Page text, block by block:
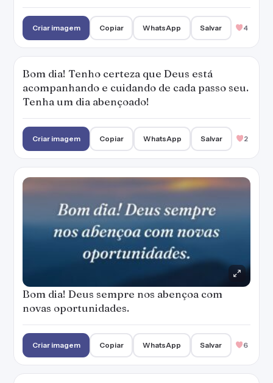
novas oportunidades.
Quando nosso coração está naquilo que
fazemos, conseguimos ver os frutos
nascendo. Tenha um dia abençoado!
— Marianna Moreno
Criar imagem Copiar WhatsApp Salvar
A graça de Deus está sobre a sua casa.
Aproveite o amanhecer para agradecer pelas
bênçãos que Ele te envia. Bom dia!